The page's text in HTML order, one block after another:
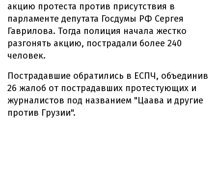
акцию протеста против присутствия в
парламенте депутата Госдумы РФ Сергея
Гаврилова. Тогда полиция начала жестко
разгонять акцию, пострадали более 240
человек.
Пострадавшие обратились в ЕСПЧ, объединив
26 жалоб от пострадавших протестующих и
журналистов под названием "Цаава и другие
против Грузии".